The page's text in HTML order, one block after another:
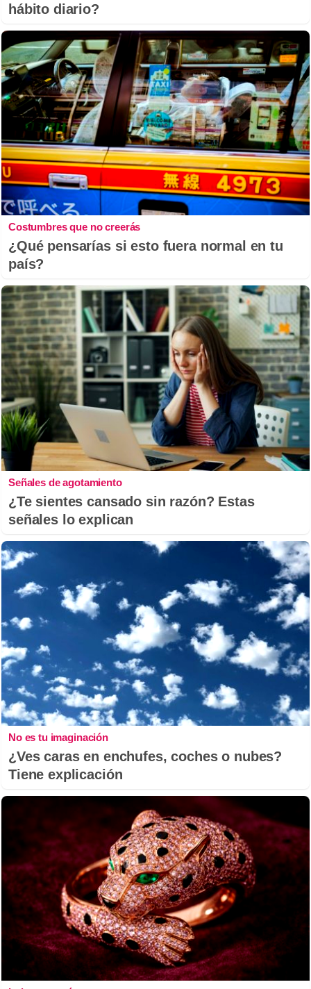
hábito diario?
Costumbres que no creerás
¿Qué pensarías si esto fuera normal en tu
país?
Señales de agotamiento
¿Te sientes cansado sin razón? Estas
señales lo explican
No es tu imaginación
¿Ves caras en enchufes, coches o nubes?
Tiene explicación